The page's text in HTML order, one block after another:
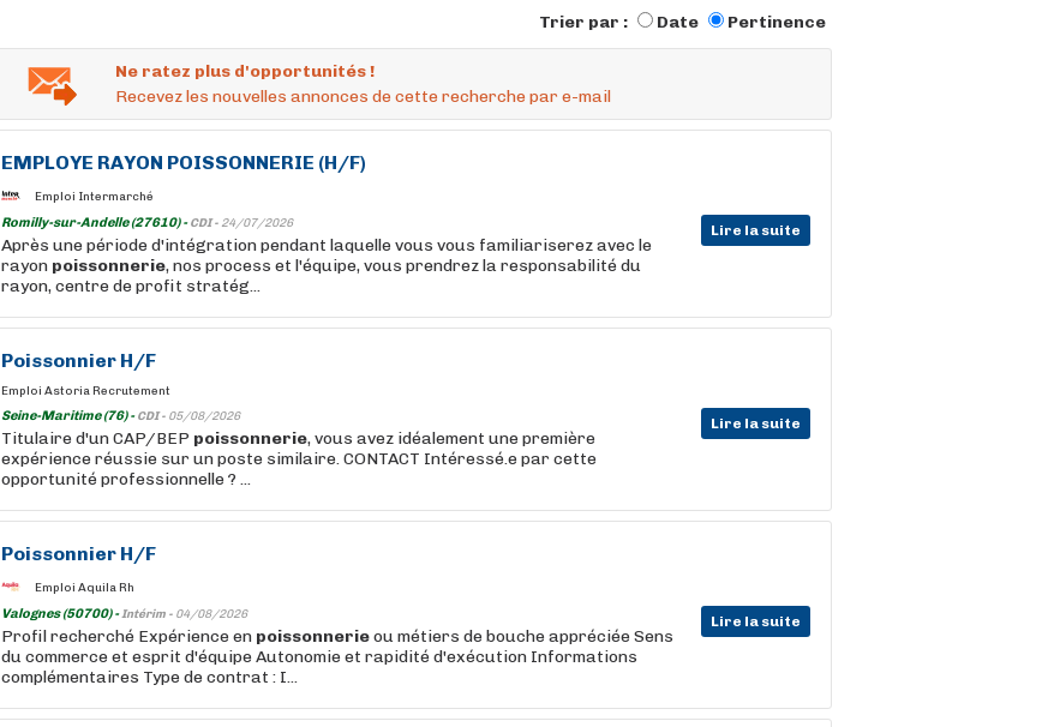
Trier par : Date Pertinence
Ne ratez plus d'opportunités !
Recevez les nouvelles annonces de cette recherche par e-mail
EMPLOYE RAYON POISSONNERIE (H/F)
Emploi Intermarché
Romilly-sur-Andelle (27610) -CDI - 24/07/2026 Lire la suite
Après une période d'intégration pendant laquelle vous vous familiariserez avec le
rayon poissonnerie, nos process et l'équipe, vous prendrez la responsabilité du
rayon, centre de profit stratég...
Poissonnier H/F
Emploi Astoria Recrutement
Seine-Maritime (76) -CDI - 05/08/2026 Lire la suite
Titulaire d'un CAP/BEP poissonnerie, vous avez idéalement une première
expérience réussie sur un poste similaire. CONTACT Intéressé.e par cette
opportunité professionnelle ? ...
Poissonnier H/F
Emploi Aquila Rh
Valognes (50700) -Intérim - 04/08/2026 Lire la suite
Profil recherché Expérience en poissonnerieou métiers de bouche appréciée Sens
du commerce et esprit d'équipe Autonomie et rapidité d'exécution Informations
complémentaires Type de contrat : I...